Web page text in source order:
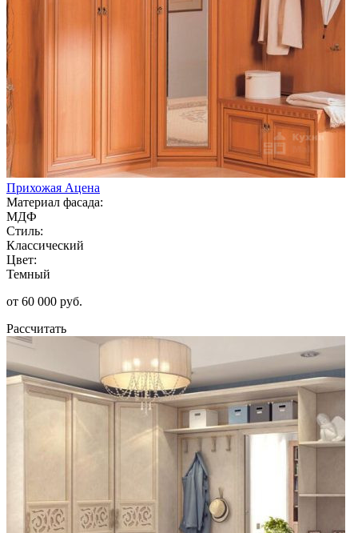
Прихожая Ацена
Материал фасада:
МДФ
Стиль:
Классический
Цвет:
Темный
от 60 000 руб.
Рассчитать